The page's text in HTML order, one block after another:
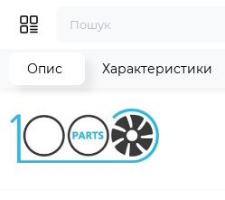
Опис Характеристики